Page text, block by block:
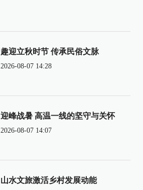
趣迎立秋时节 传承民俗文脉
2026-08-07 14:28
迎峰战暑 高温一线的坚守与关怀
2026-08-07 14:07
山水文旅激活乡村发展动能